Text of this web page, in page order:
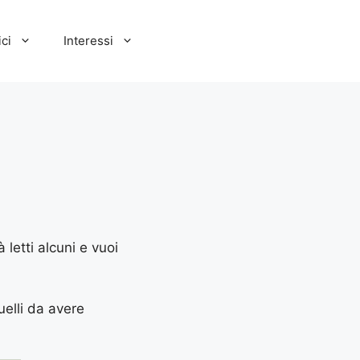
Interessi
letti alcuni e vuoi
da avere